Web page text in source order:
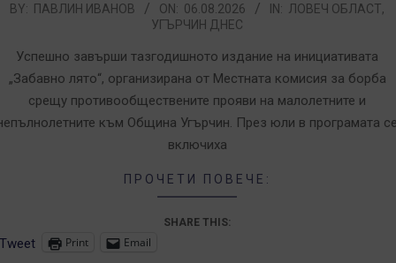
2026-
BY: ПАВЛИН ИВАНОВ ON: 06.08.2026 IN: ЛОВЕЧ ОБЛАСТ,
УГЪРЧИН ДНЕС
Успешно завърши тазгодишното издание на инициативата
„Забавно лято“, организирана от Местната комисия за борба
срещу противообществените прояви на малолетните и
към Община Угърчин. През юли в програмата
включиха
ПРОЧЕТИ ПОВЕЧЕ:
SHARE THIS:
Tweet Print Email